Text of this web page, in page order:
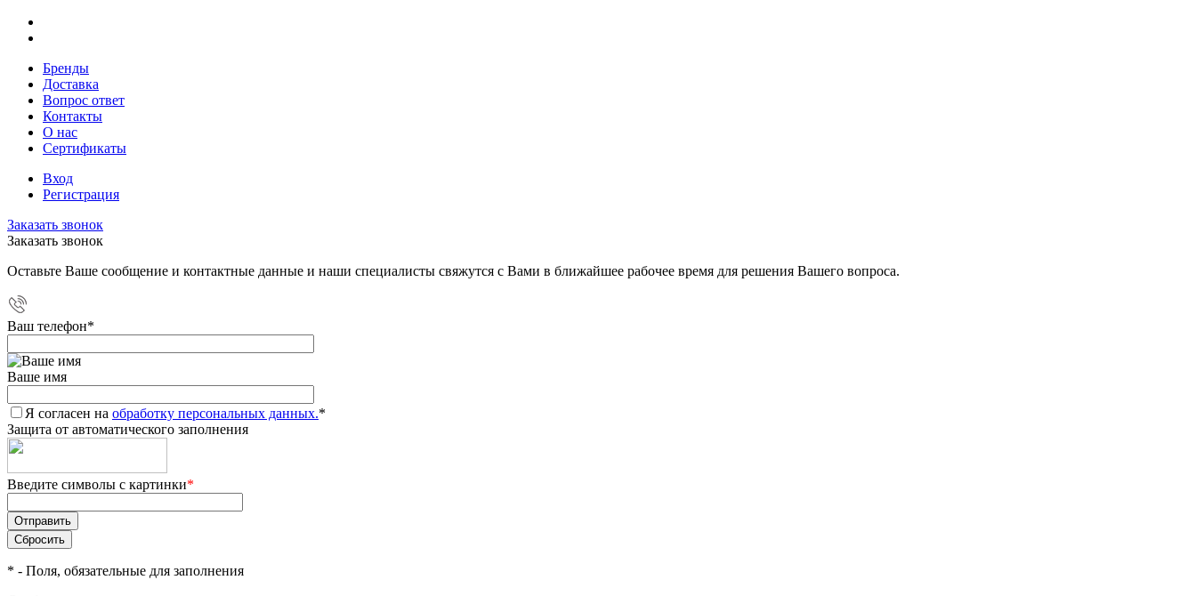
Бренды
Доставка
Вопрос ответ
Контакты
О нас
Сертификаты
Вход
Регистрация
Заказать звонок
Заказать звонок
Оставьте Ваше сообщение и контактные данные и наши специалисты свяжутся с Вами в ближайшее рабочее время для решения Вашего вопроса.
Ваш телефон*
Ваше имя
Я согласен на обработку персональных данных.*
Защита от автоматического заполнения
Введите символы с картинки*
* - Поля, обязательные для заполнения